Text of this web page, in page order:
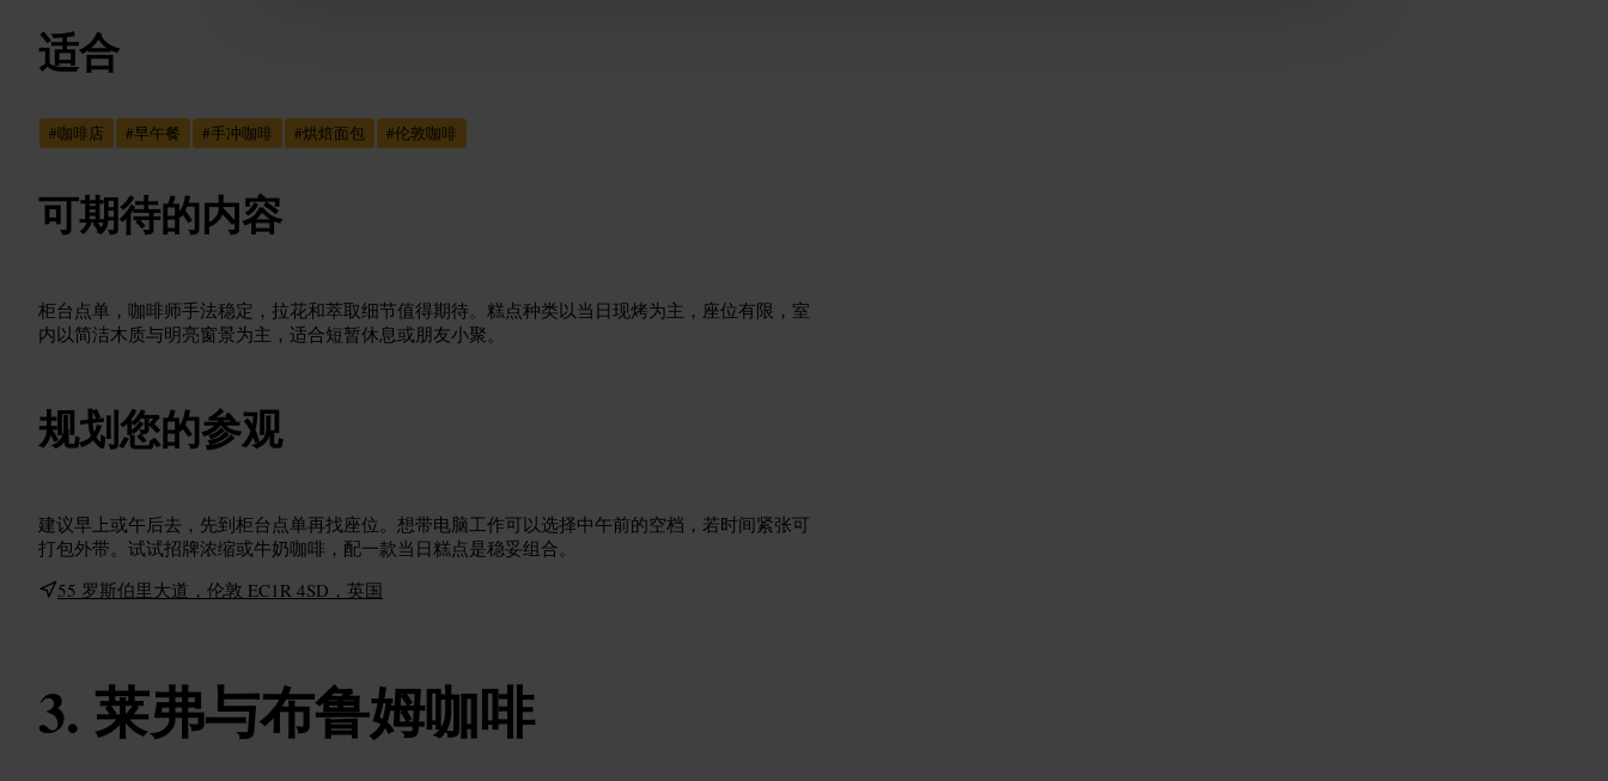
适合
#咖啡店 #早午餐 #手冲咖啡 #烘焙面包 #伦敦咖啡
可期待的内容
柜台点单，咖啡师手法稳定，拉花和萃取细节值得期待。糕点种类以当日现烤为主，座位有限，室
内以简洁木质与明亮窗景为主，适合短暂休息或朋友小聚。
规划您的参观
建议早上或午后去，先到柜台点单再找座位。想带电脑工作可以选择中午前的空档，若时间紧张可
打包外带。试试招牌浓缩或牛奶咖啡，配一款当日糕点是稳妥组合。
55 罗斯伯里大道，伦敦 EC1R 4SD，英国
莱弗与布鲁姆咖啡